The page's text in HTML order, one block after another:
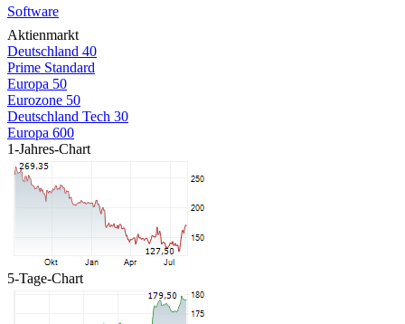
Software
Aktienmarkt
Deutschland 40
Prime Standard
Europa 50
Eurozone 50
Deutschland Tech 30
Europa 600
1-Jahres-Chart
5-Tage-Chart